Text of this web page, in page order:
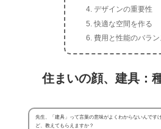
デザインの重要性
快適な空間を作る
費用と性能のバラン
住まいの顔、建具：
先生、「建具」って言葉の意味がよくわからないんですけ
ど、教えてもらえますか？